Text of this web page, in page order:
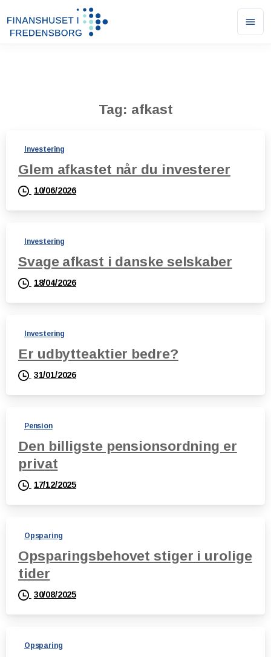
Tag: afkast
Investering
Glem afkastet når du investerer
10/06/2026
Investering
Svage afkast i danske selskaber
18/04/2026
Investering
Er udbytteaktier bedre?
31/01/2026
Pension
Den billigste pensionsordning er
privat
17/12/2025
Opsparing
Opsparingsbehovet stiger i urolige
tider
30/08/2025
Opsparing